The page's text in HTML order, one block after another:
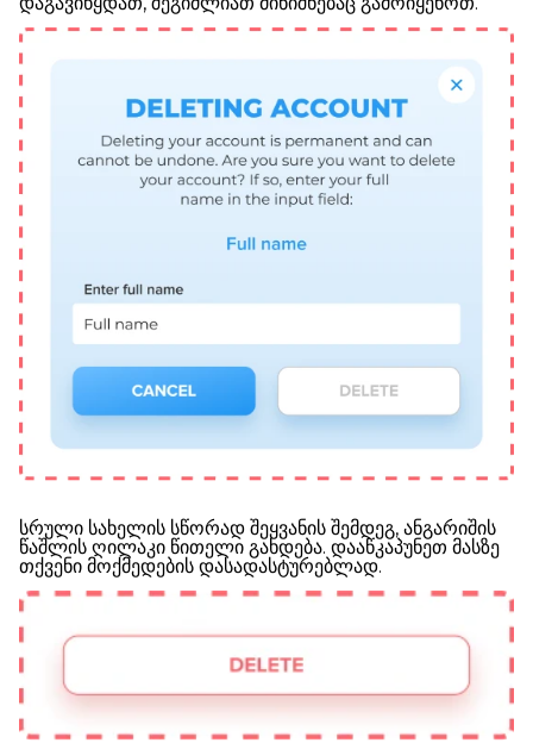
სრული სახელის სწორად შეყვანის შემდეგ, ანგარიშის
წაშლის ღილაკი წითელი გახდება. დააწკაპუნეთ მასზე
თქვენი მოქმედების დასადასტურებლად.